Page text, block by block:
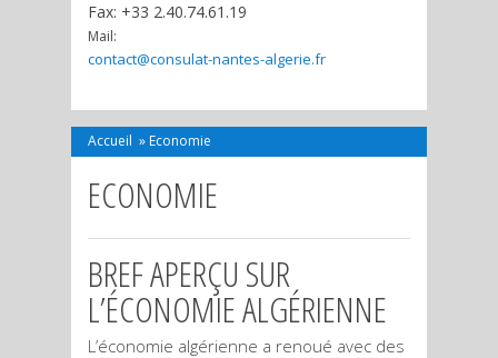
Fax: +33 2.40.74.61.19
Mail:
contact@consulat-nantes-algerie.fr
Accueil » Economie
ECONOMIE
BREF APERÇU SUR
L’ÉCONOMIE ALGÉRIENNE
L’économie algérienne a renoué avec des